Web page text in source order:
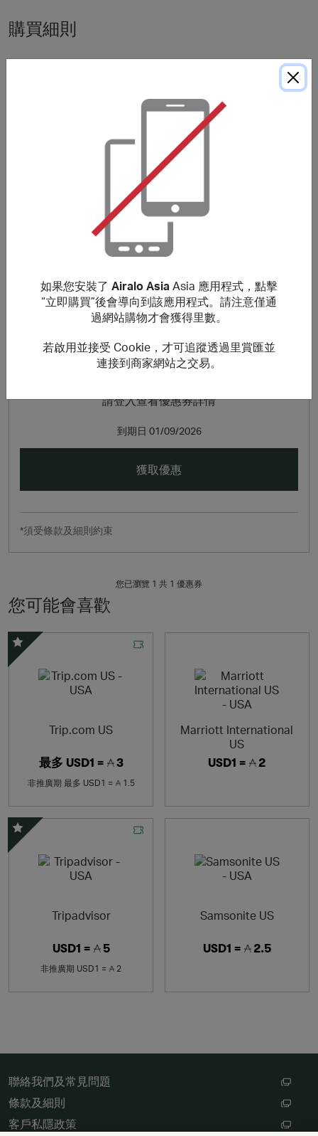
購買細則
***
使用非本網站提供的優惠代碼可能導致獎勵失效。獎勵不適
用於郵費/手續費/運費及各種稅項（包括但不限於增值稅和
Airalo is one of the world’s first eSIM stores that solves
the pain of high roaming bills by giving you access to
eSIMs (digital SIM cards) for 190+ countries and regions
around the world at affordable prices.
折扣優惠
請登入查看優惠券詳情
到期日 01/09/2026
獲取優惠
*須受條款及細則約束
您已瀏覽 1 共 1 優惠券
您可能會喜歡
Trip.com US
最多 USD1 = 3
非推廣期 最多 USD1 = 1.5
精選優惠
Marriott International
US
USD1 = 2
Tripadvisor
USD1 = 5
非推廣期 USD1 = 2
精選優惠
Samsonite US
USD1 = 2.5
聯絡我們及常見問題
條款及細則
客戶私隱政策
如果您安裝了 Airalo Asia Asia 應用程式，點擊
“立即購買”後會導向到該應用程式。請注意僅通
過網站購物才會獲得里數。
若啟用並接受 Cookie，才可追蹤透過里賞匯並
連接到商家網站之交易。